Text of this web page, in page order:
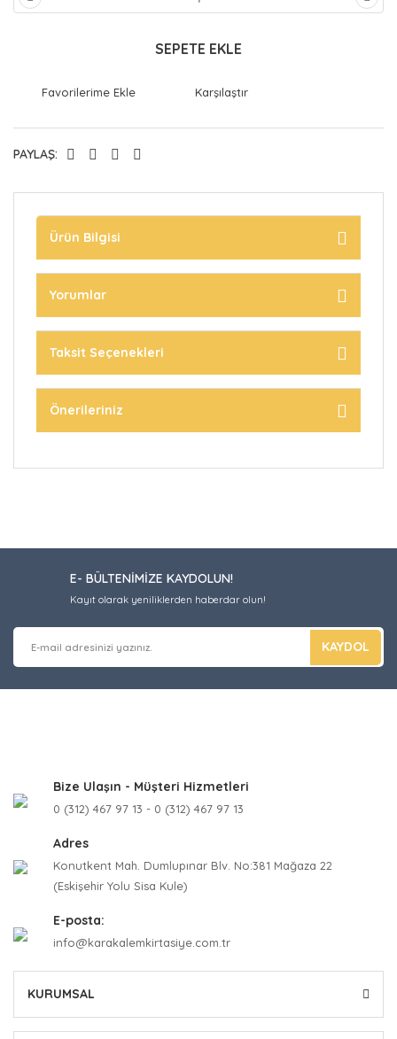
SEPETE EKLE
Karşılaştır
PAYLAŞ:
Ürün Bilgisi
Yorumlar
Taksit Seçenekleri
Önerileriniz
E- BÜLTENİMİZE KAYDOLUN!
Kayıt olarak yeniliklerden haberdar olun!
KAYDOL
Bize Ulaşın - Müşteri Hizmetleri
0 (312) 467 97 13 - 0 (312) 467 97 13
Adres
Konutkent Mah. Dumlupınar Blv. No:381 Mağaza 22
(Eskişehir Yolu Sisa Kule)
E-posta:
info@karakalemkirtasiye.com.tr
KURUMSAL